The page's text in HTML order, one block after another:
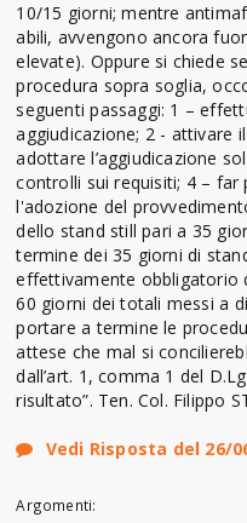
10/15 giorni; mentre
abili, avvengono ancora
elevate). Oppure si chiede
procedura sopra soglia,
seguenti passaggi: 1 –
aggiudicazione; 2 - attivare
adottare l’aggiudicazione
controlli sui requisiti; 4 – far
l'adozione del
dello stand still pari a 35
termine dei 35 giorni di
effettivamente obbligatorio
60 giorni dei totali messi a
portare a termine le
attese che mal si
dall’art. 1, comma 1 del
risultato”. Ten. Col. Filippo
Vedi Risposta del 26/
Argomenti: